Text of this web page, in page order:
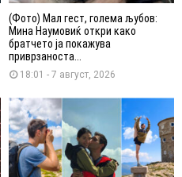
(Фото) Мал гест, голема љубов:
Мина Наумовиќ откри како
братчето ја покажува
приврзаноста...
18:01 - 7 август, 2026